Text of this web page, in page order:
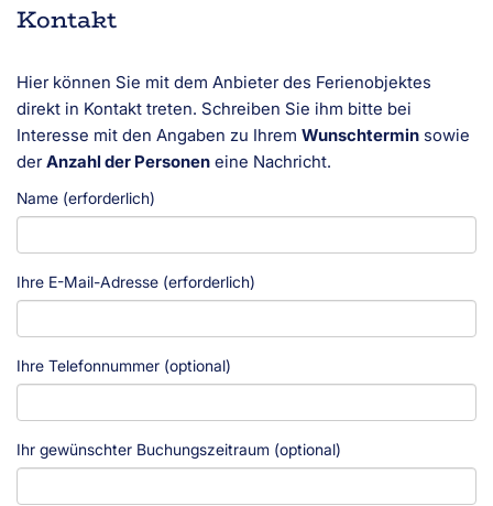
Kontakt
Hier können Sie mit dem Anbieter des Ferienobjektes
direkt in Kontakt treten. Schreiben Sie ihm bitte bei
Interesse mit den Angaben zu Ihrem Wunschtermin sowie
derAnzahl der Personen eine Nachricht.
Name (erforderlich)
Ihre E-Mail-Adresse (erforderlich)
Ihre Telefonnummer (optional)
Ihr gewünschter Buchungszeitraum (optional)